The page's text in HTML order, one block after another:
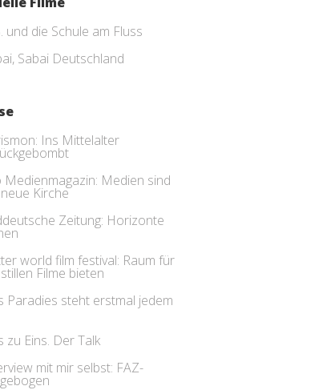
und die Schule am Fluss
Sabai Deutschland
Ins Mittelalter
Medienmagazin: Medien sind
Kirche
Zeitung: Horizonte
world film festival: Raum für
Filme bieten
Paradies steht erstmal jedem
zu Eins. Der Talk
mit mir selbst: FAZ-